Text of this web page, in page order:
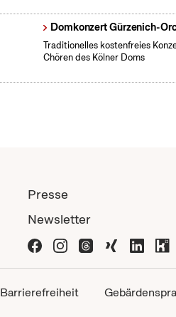
Domkonzert Gürzenich-
Traditionelles kostenfreies
Chören des Kölner Doms
Presse
Newsletter
Barrierefreiheit